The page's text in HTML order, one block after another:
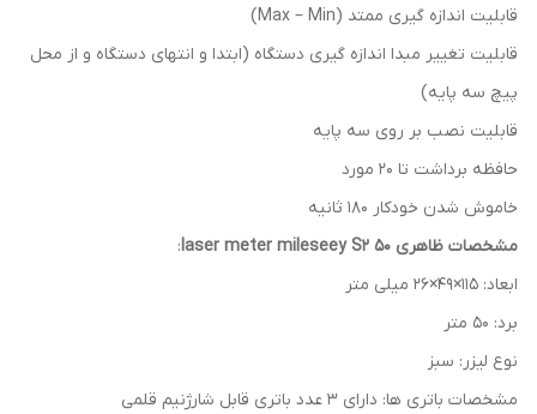
قابلیت اندازه گیری ممتد (Max – Min)
قابلیت تغییر مبدا اندازه گیری دستگاه (ابتدا و انتهای دستگاه و از محل
پیچ سه پایه)
قابلیت نصب بر روی سه پایه
حافظه برداشت تا 20 مورد
خاموش شدن خودکار 180 ثانیه
مشخصات ظاهری laser meter mileseey S2 50
:
ابعاد: 115×49×26 میلی متر
برد: 50 متر
نوع لیزر: سبز
مشخصات باتری ها: دارای 3 عدد باتری قابل شارژنیم قلمی